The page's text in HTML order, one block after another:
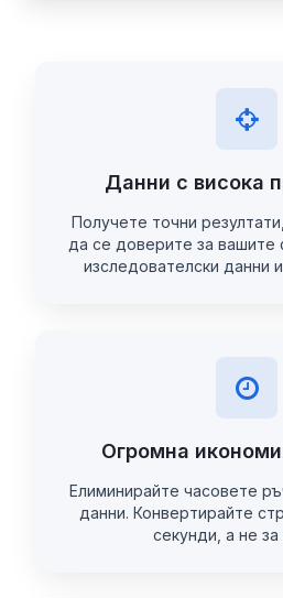
Данни с висока
Получете точни
да се доверите за вашите
изследователски данни
Огромна
Елиминирайте часовете
данни. Конвертирайте
секунди, а не за